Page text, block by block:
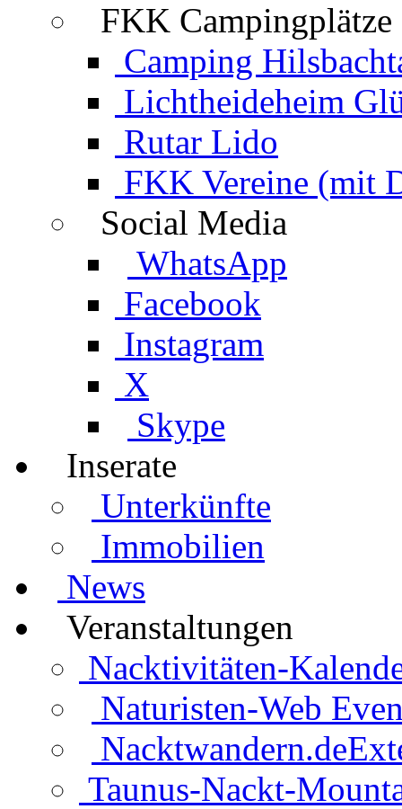
FKK Campingplätze
Camping
Lichtheideheim
Rutar Lido
FKK Vereine (mit
Social Media
WhatsApp
Facebook
Instagram
X
Skype
Inserate
Unterkünfte
Immobilien
News
Veranstaltungen
Nacktivitäten-
Naturisten-Web
Nacktwandern.de
Taunus-Nackt-